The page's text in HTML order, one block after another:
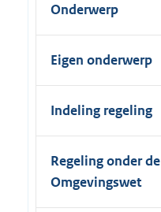
Onderwerp
Eigen onderwerp
Indeling regeling
Regeling onder de
Omgevingswet